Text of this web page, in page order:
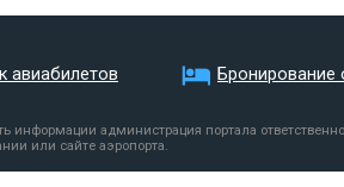
авиабилетов Бронирование
информации администрация портала
или сайте аэропорта.